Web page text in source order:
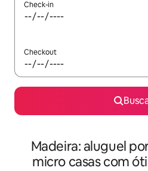
Check-in
Checkout
Madeira: aluguel
micro casas com